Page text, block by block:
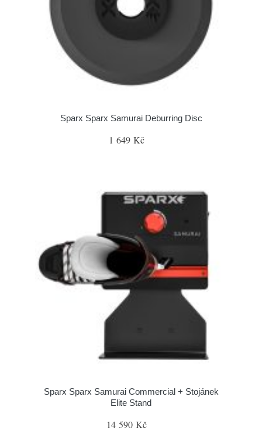
Sparx Sparx Samurai Deburring Disc
1 649 Kč
Sparx Sparx Samurai Commercial + Stojánek
Elite Stand
14 590 Kč